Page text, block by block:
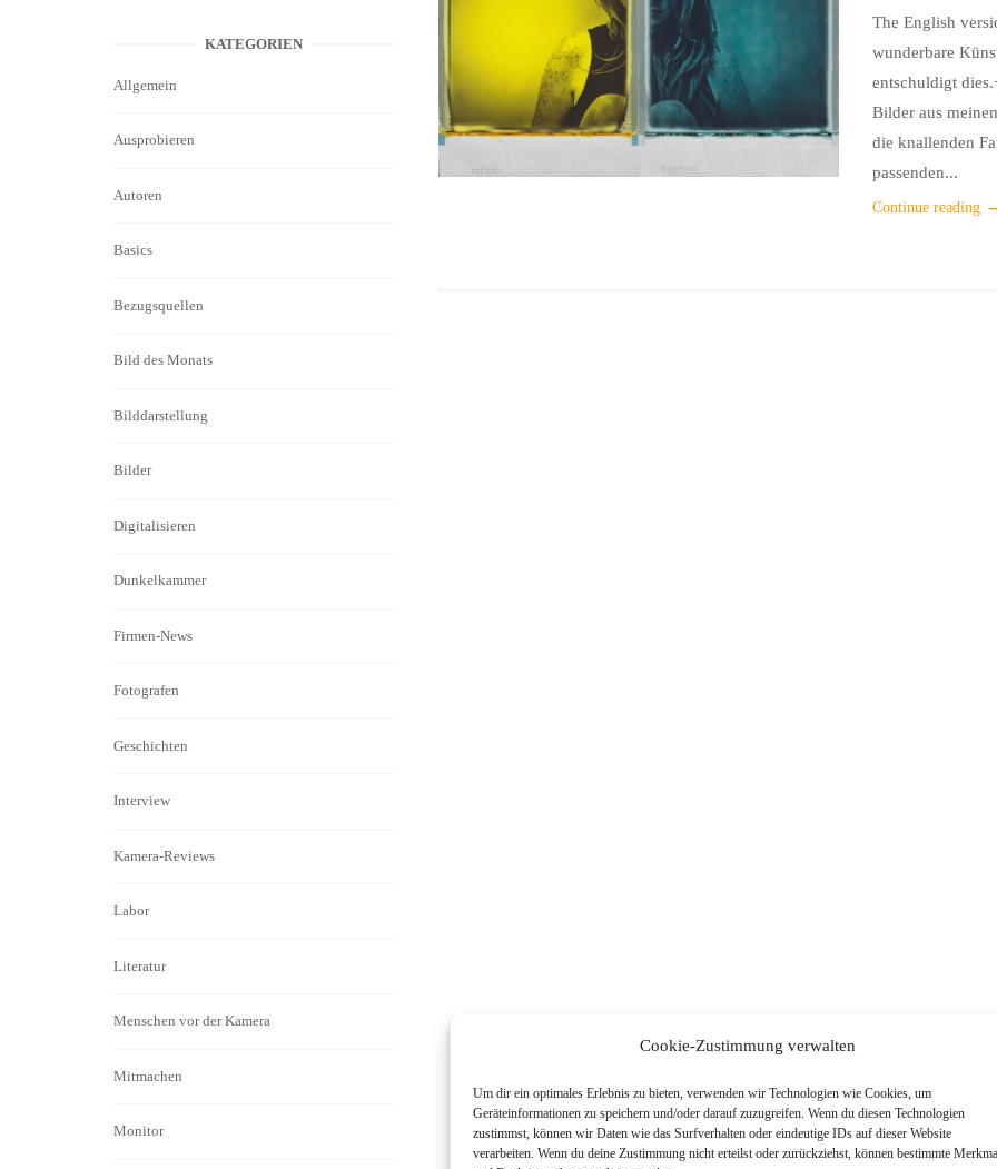
Cookie-Zustimmung verwalten
Um dir ein optimales Erlebnis zu bieten, verwenden wir Technologien wie Cookies, um
Geräteinformationen zu speichern und/oder darauf zuzugreifen. Wenn du diesen Technologien
zustimmst, können wir Daten wie das Surfverhalten oder eindeutige IDs auf dieser Website
verarbeiten. Wenn du deine Zustimmung nicht erteilst oder zurückziehst, können bestimmte
The English
wunderbare
entschuldigt
Bilder aus
die knallenden
passenden...
Continue reading
KATEGORIEN
Allgemein
Ausprobieren
Autoren
Basics
Bezugsquellen
Bild des Monats
Bilddarstellung
Bilder
Digitalisieren
Dunkelkammer
Firmen-News
Fotografen
Geschichten
Interview
Kamera-Reviews
Labor
Literatur
Menschen vor der Kamera
Mitmachen
Monitor